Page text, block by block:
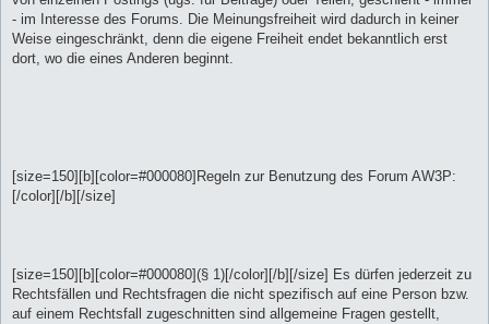
- im Interesse des Forums. Die Meinungsfreiheit wird dadurch in keiner
Weise eingeschränkt, denn die eigene Freiheit endet bekanntlich erst
dort, wo die eines Anderen beginnt.
[size=150][b][color=#000080]Regeln zur Benutzung des Forum AW3P:
[/color][/b][/size]
[size=150][b][color=#000080](§ 1)[/color][/b][/size] Es dürfen jederzeit zu
Rechtsfällen und Rechtsfragen die nicht spezifisch auf eine Person bzw.
auf einem Rechtsfall zugeschnitten sind allgemeine Fragen gestellt,